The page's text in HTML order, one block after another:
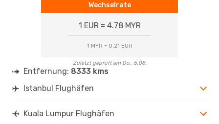
Wechselrate
1 EUR = 4.78 MYR
1 MYR = 0.21 EUR
Zuletzt geprüft am Do., 6.08.
Entfernung: 8333 kms
Istanbul Flughäfen
Kuala Lumpur Flughäfen